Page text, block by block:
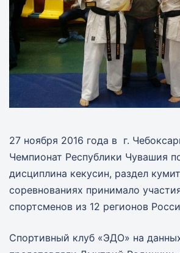
27 ноября 2016 года в г.
Чемпионат Республики Чувашия
дисциплина кекусин, раздел
соревнованиях принимало
спортсменов из 12 регионов
Спортивный клуб «ЭДО» на